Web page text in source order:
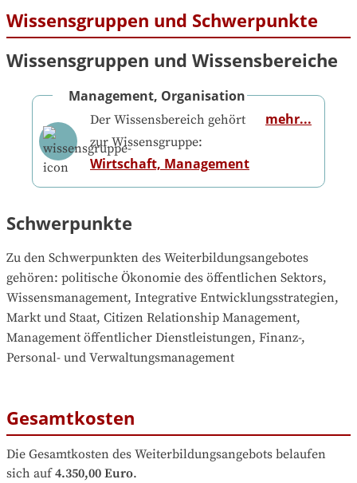
Wissensgruppen und Schwerpunkte
Wissensgruppen und Wissensbereiche
Management, Organisation
Der Wissensbereich gehört
zur Wissensgruppe:
Wirtschaft, Management
mehr...
Schwerpunkte
Zu den Schwerpunkten des Weiterbildungsangebotes
gehören: politische Ökonomie des öffentlichen Sektors,
Wissensmanagement, Integrative Entwicklungsstrategien,
Markt und Staat, Citizen Relationship Management,
Management öffentlicher Dienstleistungen, Finanz-,
Personal- und Verwaltungsmanagement
Gesamtkosten
Die Gesamtkosten des Weiterbildungsangebots belaufen
sich auf 4.350,00 Euro.